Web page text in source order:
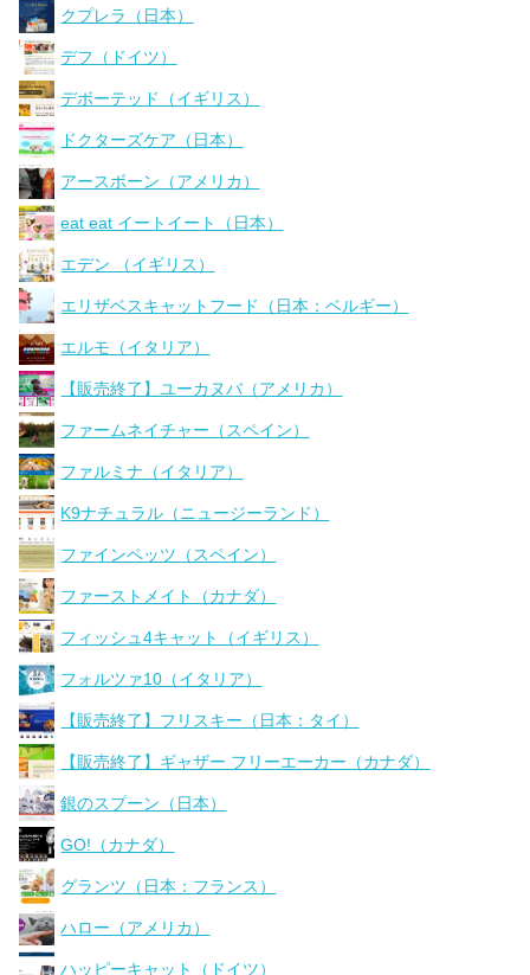
クプレラ（日本）
デフ（ドイツ）
デボーテッド（イギリス）
ドクターズケア（日本）
アースボーン（アメリカ）
eat eat イートイート（日本）
エデン （イギリス）
エリザベスキャットフード（日本：ベルギー）
エルモ（イタリア）
【販売終了】ユーカヌバ（アメリカ）
ファームネイチャー（スペイン）
ファルミナ（イタリア）
K9ナチュラル（ニュージーランド）
ファインペッツ（スペイン）
ファーストメイト（カナダ）
フィッシュ4キャット（イギリス）
フォルツァ10（イタリア）
【販売終了】フリスキー（日本：タイ）
【販売終了】ギャザー フリーエーカー（カナダ）
銀のスプーン（日本）
GO!（カナダ）
グランツ（日本：フランス）
ハロー（アメリカ）
ハッピーキャット（ドイツ）